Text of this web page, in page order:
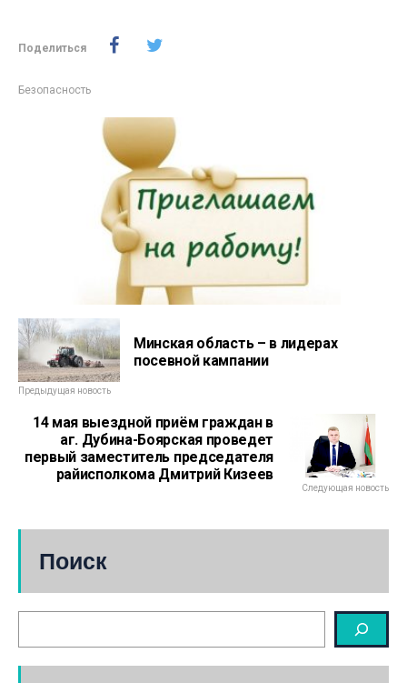
Поделиться
Безопасность
Минская область – в лидерах
посевной кампании
Предыдущая новость
14 мая выездной приём граждан в
аг. Дубина-Боярская проведет
первый заместитель председателя
райисполкома Дмитрий Кизеев
Следующая новость
Поиск